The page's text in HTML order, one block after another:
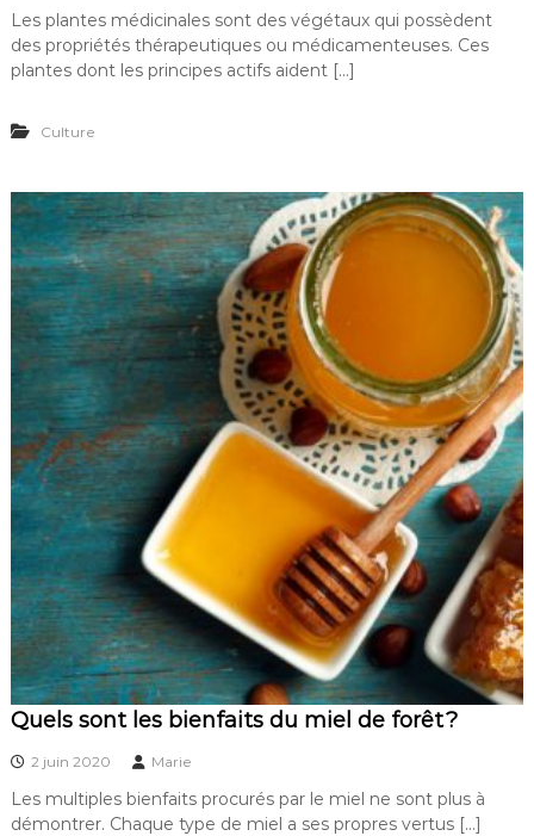
Les plantes médicinales sont des végétaux qui possèdent
des propriétés thérapeutiques ou médicamenteuses. Ces
plantes dont les principes actifs aident […]
Culture
Quels sont les bienfaits du miel de forêt ?
2 juin 2020 Marie
Les multiples bienfaits procurés par le miel ne sont plus à
démontrer. Chaque type de miel a ses propres vertus […]